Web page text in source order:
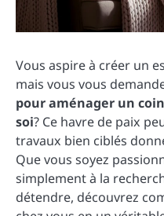
Vous aspire à créer un
mais vous vous
pour aménager un
soi? Ce havre de paix
travaux bien ciblés
Que vous soyez
simplement à la
détendre, découvrez